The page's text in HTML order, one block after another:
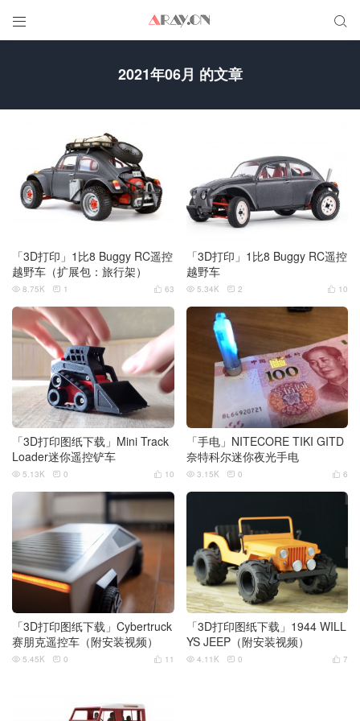
 
2021年06月 的文章
「3D打印」1比8 Buggy RC遥控
越野车（扩展包：旅行架）
 63
 8.75K  1
「3D打印」1比8 Buggy RC遥控
越野车
 10
 5.34K  2
「3D打印图纸下载」Mini Track
Loader迷你遥控铲车
 10
 5.13K  0
「手电」NITECORE TIKI GITD
奈特科尔迷你夜光手电
 6
 3.15K  0
「3D打印图纸下载」Cybertruck
赛朋克遥控车（附安装视频）
 11
 5.45K  0
「3D打印图纸下载」1944 WILL
YS JEEP（附安装视频）
 7
 4.11K  0